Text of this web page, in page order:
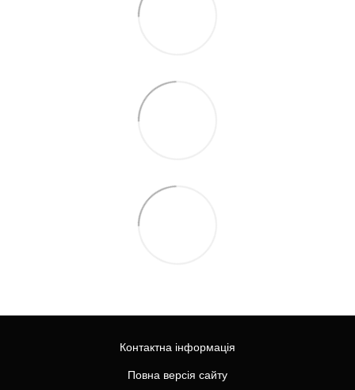
Контактна інформація
Повна версія сайту